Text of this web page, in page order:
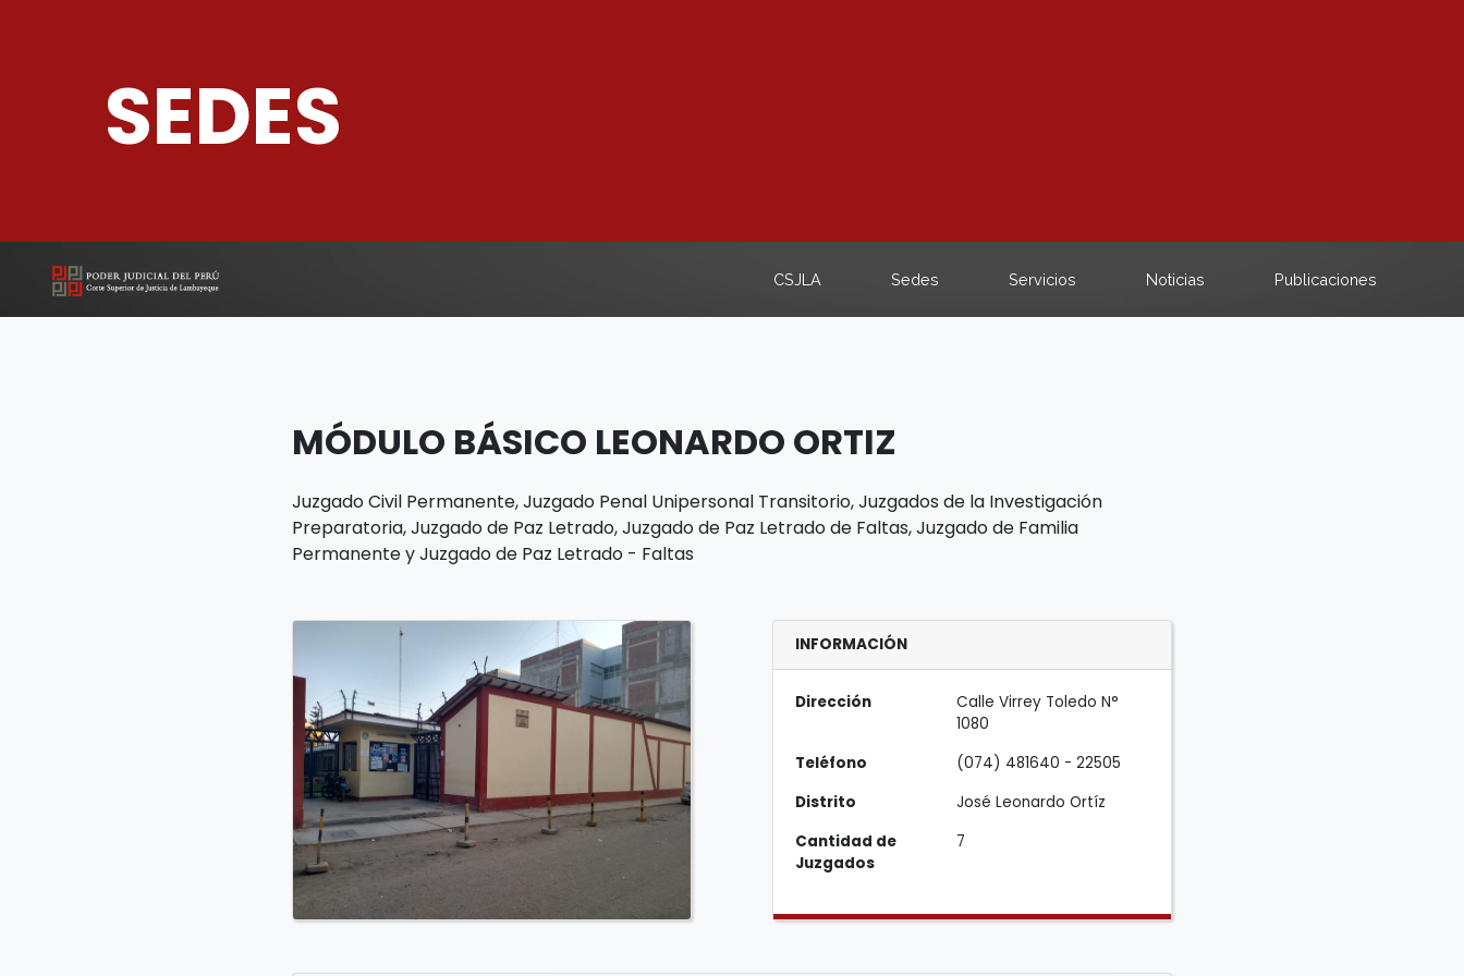
SEDES
CSJLA Sedes Servicios Noticias Publicaciones
MÓDULO BÁSICO LEONARDO ORTIZ
Juzgado Civil Permanente, Juzgado Penal Unipersonal Transitorio, Juzgados de la Investigación
Preparatoria, Juzgado de Paz Letrado, Juzgado de Paz Letrado de Faltas, Juzgado de Familia
Permanente y Juzgado de Paz Letrado - Faltas
INFORMACIÓN
Dirección
Calle Virrey Toledo N°
1080
Teléfono
(074) 481640 - 22505
Distrito
José Leonardo Ortíz
Cantidad de
Juzgados
7